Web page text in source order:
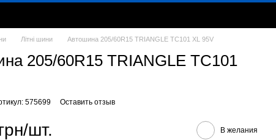
Літні шини Автошина 205/60R15 TRIANGLE TC101 XL 95V
205/60R15 TRIANGLE TC101
575699 Оставить отзыв
шт. В желания